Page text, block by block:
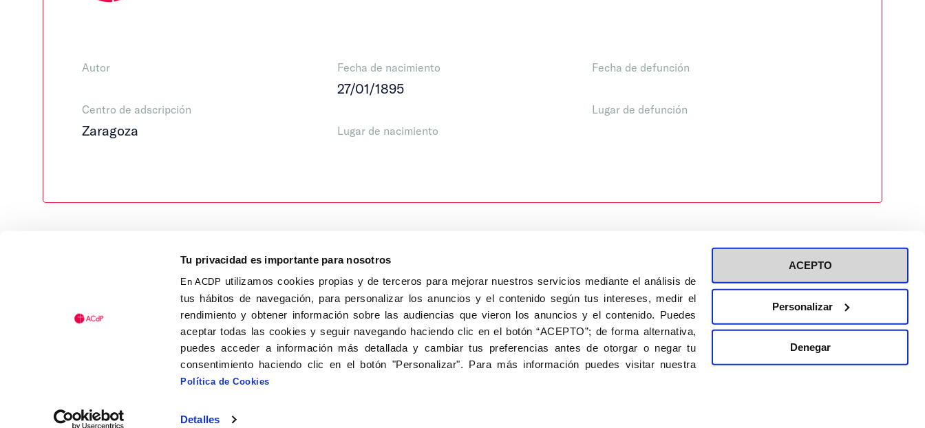
Tu privacidad es importante para nosotros
En ACDP utilizamos cookies propias y de terceros para mejorar nuestros servicios mediante el análisis de
tus hábitos de navegación, para personalizar los anuncios y el contenido según tus intereses, medir el
rendimiento y obtener información sobre las audiencias que vieron los anuncios y el contenido. Puedes
aceptar todas las cookies y seguir navegando haciendo clic en el botón “ACEPTO”; de forma alternativa,
puedes acceder a información más detallada y cambiar tus preferencias antes de otorgar o negar tu
consentimiento haciendo clic en el botón "Personalizar". Para más información puedes visitar nuestra
Política de Cookies
Detalles
ACEPTO
Personalizar
Denegar
Autor
Centro de adscripción
Zaragoza
Fecha de nacimiento
27/01/1895
Lugar de nacimiento
Fecha de defunción
Lugar de defunción
Calle Isaac Peral, 58 C.P.: 28040, Madrid
Tel (+34) 91 456 63 27
Fax: (+34) 91 535 19 98
acdp@acdp.es
Aviso Legal Inscripción a eventos
Política de privacidad de RRSS
Política de cookies